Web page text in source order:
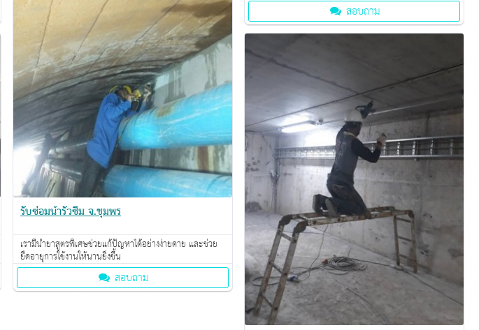
สอบถาม
รับซ่อมน้ำรั่วซึม จ.ชุมพร
เรามีน้ำยาสูตรพิเศษช่วยแก้ปัญหาได้อย่างง่ายดาย และช่วย
ยืดอายุการใช้งานให้นานยิ่งขึ้น
สอบถาม